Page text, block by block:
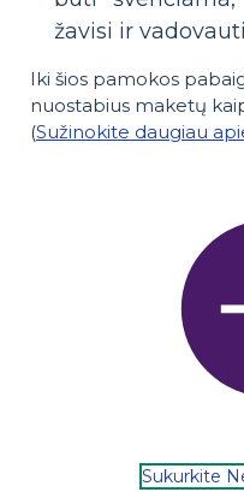
žavisi ir
Iki šios pamokos
nuostabius maketų
(Sužinokite daugiau
Sukurkite